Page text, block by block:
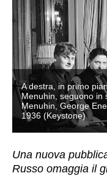
A destra, in primo
Menuhin, seguono in
Menuhin, George
1936 (Keystone)
Una nuova
Russo omaggia il